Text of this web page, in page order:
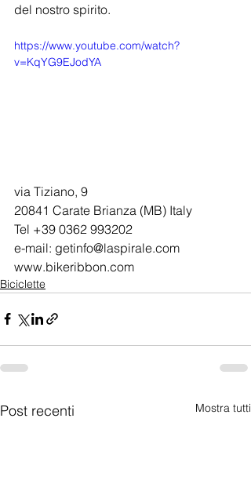
del nostro spirito.
https://www.youtube.com/watch?
v=KqYG9EJodYA
via Tiziano, 9
20841 Carate Brianza (MB) Italy
Tel +39 0362 993202
e-mail: getinfo@laspirale.com
www.bikeribbon.com
Biciclette
Post recenti Mostra tutti